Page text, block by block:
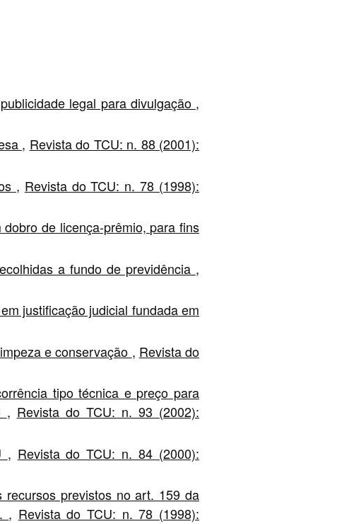
legal para divulgação ,
, Revista do TCU: n. 88 (2001):
, Revista do TCU: n. 78 (1998):
de licença-prêmio, para fins
a fundo de previdência ,
justificação judicial fundada em
e conservação , Revista do
tipo técnica e preço para
, Revista do TCU: n. 93 (2002):
, Revista do TCU: n. 84 (2000):
recursos previstos no art. 159 da
, Revista do TCU: n. 78 (1998):